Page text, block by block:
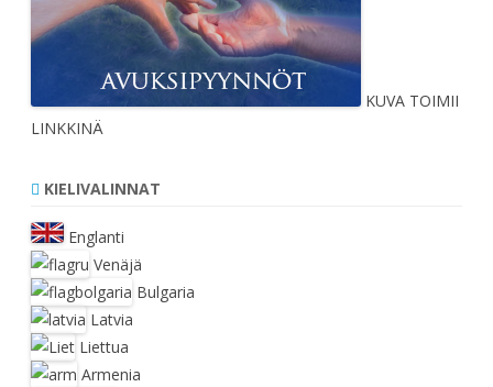
KUVA TOIMII
LINKKINÄ
KIELIVALINNAT
Englanti
Venäjä
Bulgaria
Latvia
Liettua
Armenia